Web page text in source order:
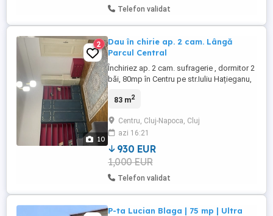
Telefon validat
10
2
Dau în chirie ap. 2 cam. Lângă
Parcul Central
Închiriez ap. 2 cam. sufragerie , dormitor 2
băi, 80mp în Centru pe str.Iuliu Hațieganu,
,gradina si beci , mobilat și utilat complet.
Pet frendly 930 luna
83 m2
Centru, Cluj-Napoca, Cluj
azi 16:21
930 EUR
1,000 EUR
Telefon validat
P-ta Lucian Blaga | 75 mp | Ultra